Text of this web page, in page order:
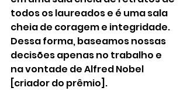
todos os laureados e é uma sala
cheia de coragem e integridade.
Dessa forma, baseamos nossas
decisões apenas no trabalho e
na vontade de Alfred Nobel
[criador do prêmio].